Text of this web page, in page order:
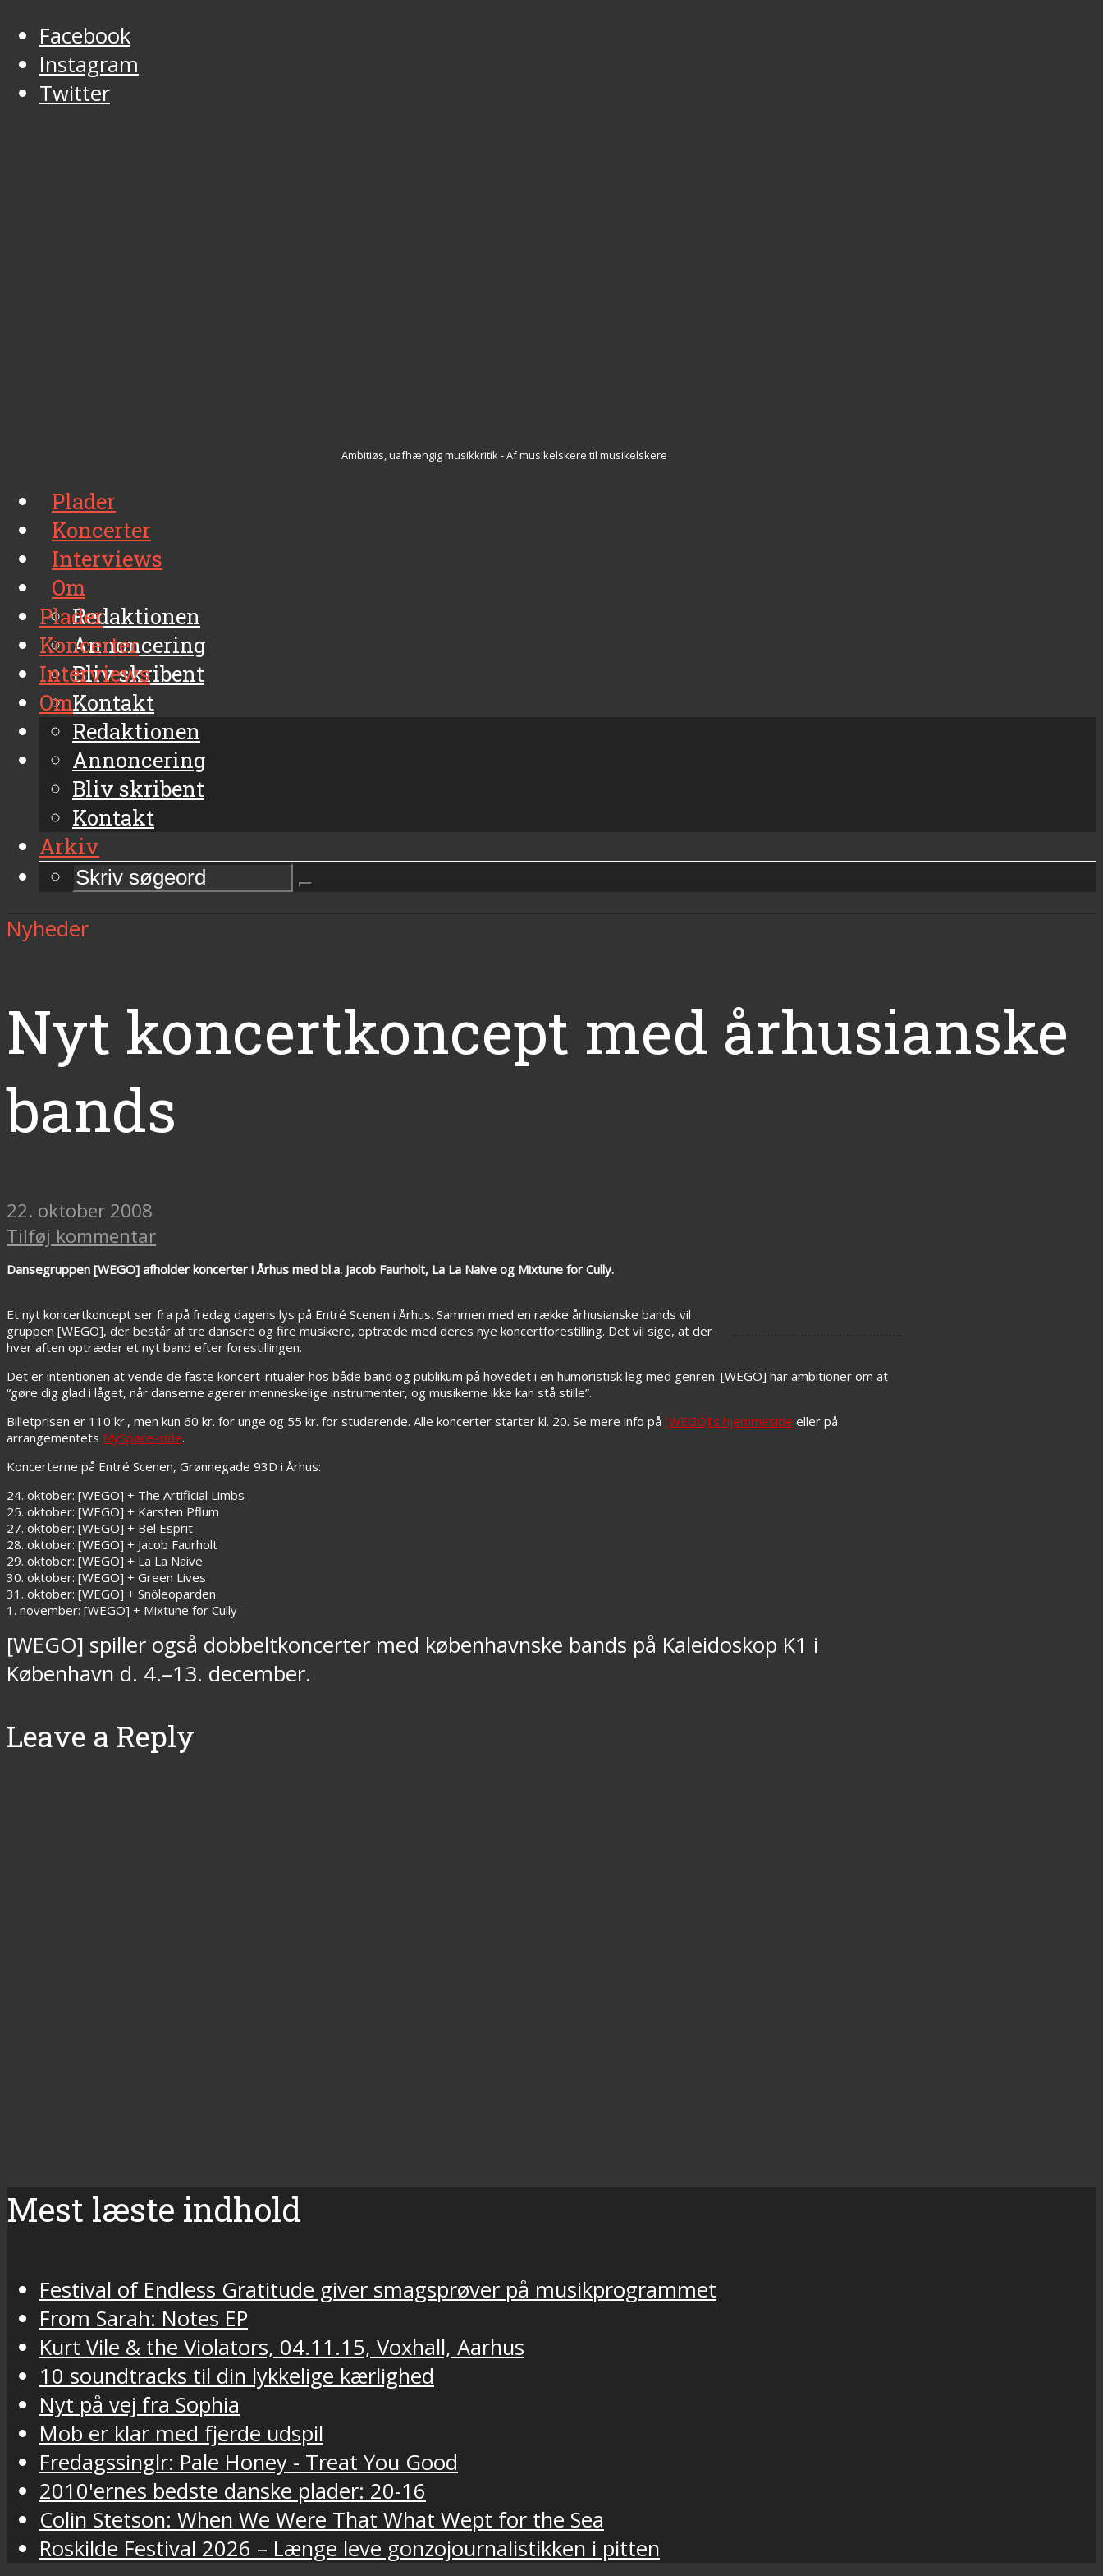
Facebook
Instagram
Twitter
Ambitiøs, uafhængig musikkritik - Af musikelskere til musikelskere
Plader
Koncerter
Interviews
Om
Redaktionen
Annoncering
Bliv skribent
Kontakt
Arkiv
Plader
Koncerter
Interviews
Om
Redaktionen
Annoncering
Bliv skribent
Kontakt
Arkiv
Nyheder
Nyt koncertkoncept med århusianske
bands
22. oktober 2008
Tilføj kommentar
Dansegruppen [WEGO] afholder koncerter i Århus med bl.a. Jacob Faurholt, La La Naive og Mixtune for Cully.
Et nyt koncertkoncept ser fra på fredag dagens lys på Entré Scenen i Århus. Sammen med en række århusianske bands vil
gruppen [WEGO], der består af tre dansere og fire musikere, optræde med deres nye koncertforestilling. Det vil sige, at der
hver aften optræder et nyt band efter forestillingen.
Det er intentionen at vende de faste koncert-ritualer hos både band og publikum på hovedet i en humoristisk leg med genren. [WEGO] har ambitioner om at
“gøre dig glad i låget, når danserne agerer menneskelige instrumenter, og musikerne ikke kan stå stille”.
Billetprisen er 110 kr., men kun 60 kr. for unge og 55 kr. for studerende. Alle koncerter starter kl. 20. Se mere info på [WEGO]’s hjemmeside eller på
arrangementets MySpace-side.
Koncerterne på Entré Scenen, Grønnegade 93D i Århus:
24. oktober: [WEGO] + The Artificial Limbs
25. oktober: [WEGO] + Karsten Pflum
27. oktober: [WEGO] + Bel Esprit
28. oktober: [WEGO] + Jacob Faurholt
29. oktober: [WEGO] + La La Naive
30. oktober: [WEGO] + Green Lives
31. oktober: [WEGO] + Snöleoparden
1. november: [WEGO] + Mixtune for Cully
[WEGO] spiller også dobbeltkoncerter med københavnske bands på Kaleidoskop K1 i
København d. 4.–13. december.
Leave a Reply
Mest læste indhold
Festival of Endless Gratitude giver smagsprøver på musikprogrammet
From Sarah: Notes EP
Kurt Vile & the Violators, 04.11.15, Voxhall, Aarhus
10 soundtracks til din lykkelige kærlighed
Nyt på vej fra Sophia
Mob er klar med fjerde udspil
Fredagssinglr: Pale Honey - Treat You Good
2010'ernes bedste danske plader: 20-16
Colin Stetson: When We Were That What Wept for the Sea
Roskilde Festival 2026 – Længe leve gonzojournalistikken i pitten